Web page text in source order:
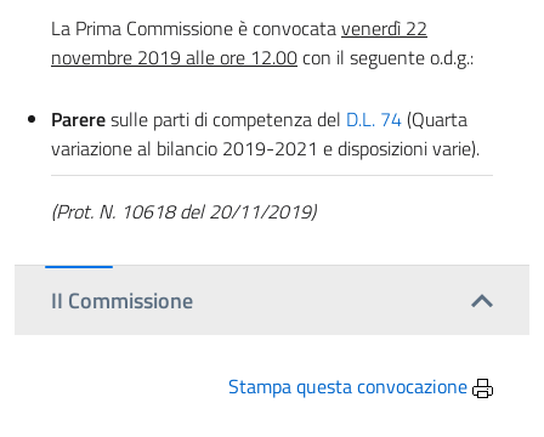
La Prima Commissione è convocatavenerdì 22
novembre 2019 alle ore 12.00con il seguente o.d.g.:
Pareresulle parti di competenza del D.L. 74(Quarta
variazione al bilancio 2019-2021 e disposizioni varie).
(Prot. N. 10618 del 20/11/2019)
II Commissione
Stampa questa convocazione